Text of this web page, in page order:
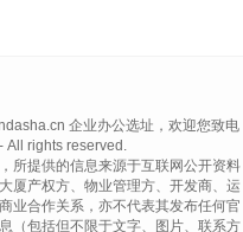
企业办公选址，欢迎您致电
All rights reserved.
所提供的信息来源于互联网公开资料
厦产权方、物业管理方、开发商、运
业合作关系，亦不代表其发布任何官
（包括但不限于文字、图片、联系方